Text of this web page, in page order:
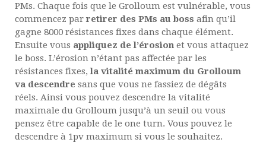
PMs. Chaque fois que le Grolloum est vulnérable, vous
commencez parretirer des PMs au boss afin qu’il
gagne 8000 résistances fixes dans chaque élément.
Ensuite vous appliquez de l’érosion et vous attaquez
le boss. L’érosion n’étant pas affectée par les
résistances fixes,la vitalité maximum du Grolloum
va descendre sans que vous ne fassiez de dégâts
réels. Ainsi vous pouvez descendre la vitalité
maximale du Grolloum jusqu’à un seuil ou vous
pensez être capable de le one turn. Vous pouvez le
descendre à 1pv maximum si vous le souhaitez.